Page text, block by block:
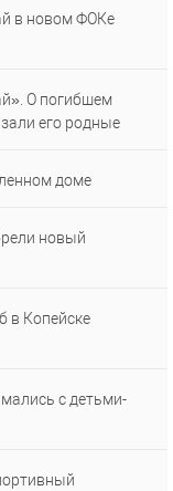
в новом ФОКе
О погибшем
его родные
доме
новый
в Копейске
с детьми-